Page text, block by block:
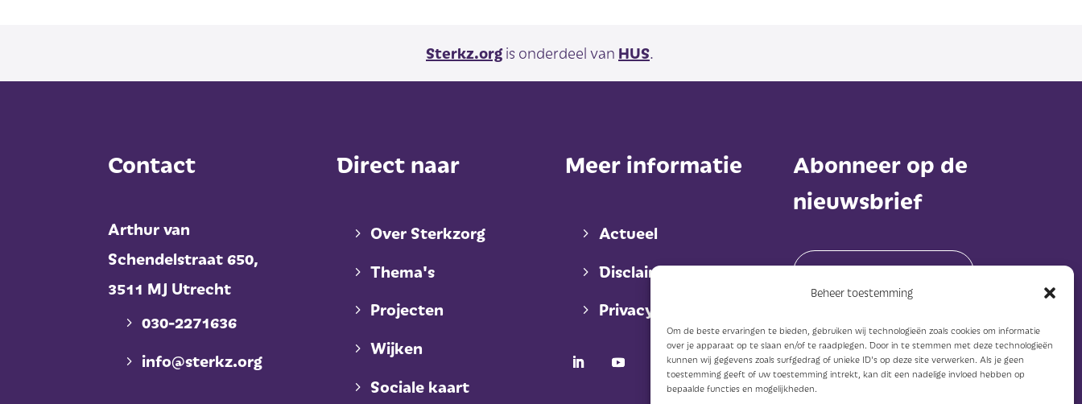
Beheer toestemming
Om de beste ervaringen te bieden, gebruiken wij technologieën zoals cookies om informatie
over je apparaat op te slaan en/of te raadplegen. Door in te stemmen met deze technologieën
kunnen wij gegevens zoals surfgedrag of unieke ID's op deze site verwerken. Als je geen
toestemming geeft of uw toestemming intrekt, kan dit een nadelige invloed hebben op
bepaalde functies en mogelijkheden.
Sterkz.orgis onderdeel van HUS.
Contact
Arthur van
Schendelstraat 650,
3511 MJ Utrecht
030-2271636
info@sterkz.org
Direct naar
Over Sterkzorg
Thema's
Projecten
Wijken
Sociale kaart
Meer informatie
Actueel
Disclaimer
Privacy
Abonneer op de
nieuwsbrief
Abonneer